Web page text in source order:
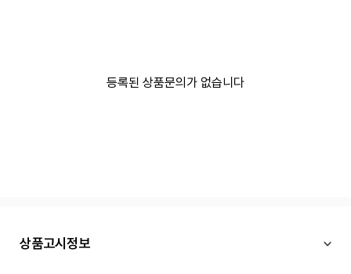
등록된 상품문의가 없습니다
상품고시정보